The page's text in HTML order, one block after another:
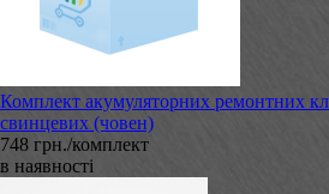
Комплект акумуляторних ремонтних
свинцевих (човен)
748 грн./комплект
в наявності